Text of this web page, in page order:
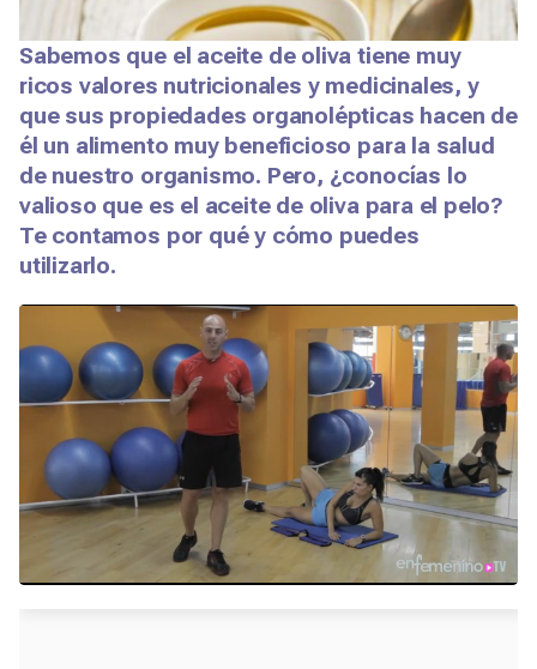
Sabemos que el aceite de oliva tiene muy
ricos valores nutricionales y medicinales, y
que sus propiedades organolépticas hacen de
él un alimento muy beneficioso para la salud
de nuestro organismo. Pero, ¿conocías lo
valioso que es el aceite de oliva para el pelo?
Te contamos por qué y cómo puedes
utilizarlo.